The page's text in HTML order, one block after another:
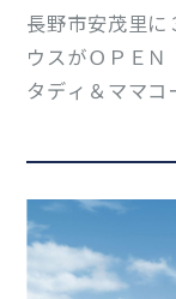
長野市安茂里に
ウスがＯＰＥ
タディ＆ママコ
洒落なコンカ